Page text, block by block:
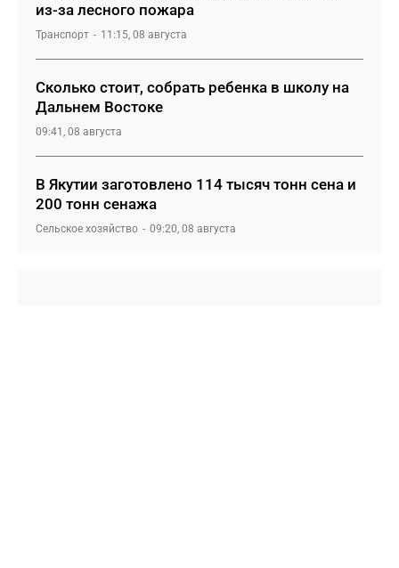
из-за лесного пожара
Транспорт 11:15, 08 августа
Сколько стоит, собрать ребенка в школу на
Дальнем Востоке
09:41, 08 августа
В Якутии заготовлено 114 тысяч тонн сена и
200 тонн сенажа
Сельское хозяйство 09:20, 08 августа